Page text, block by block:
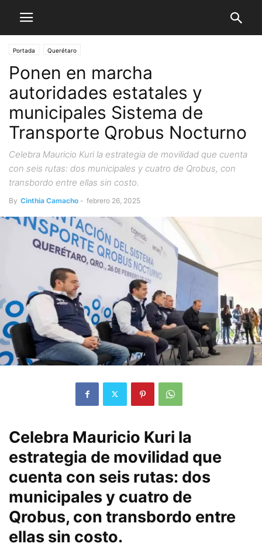
Portada Querétaro
Ponen en marcha
autoridades estatales y
municipales Sistema de
Transporte Qrobus Nocturno
Celebra Mauricio Kuri la estrategia de movilidad que cuenta
con seis rutas: dos municipales y cuatro de Qrobus, con
transbordo entre ellas sin costo.
By Cinthia Camacho - febrero 26, 2025
Celebra Mauricio Kuri la
estrategia de movilidad que
cuenta con seis rutas: dos
municipales y cuatro de
Qrobus, con transbordo entre
ellas sin costo.